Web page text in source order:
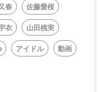
春
佐藤愛桜
衣
山田桃実
アイドル
動画